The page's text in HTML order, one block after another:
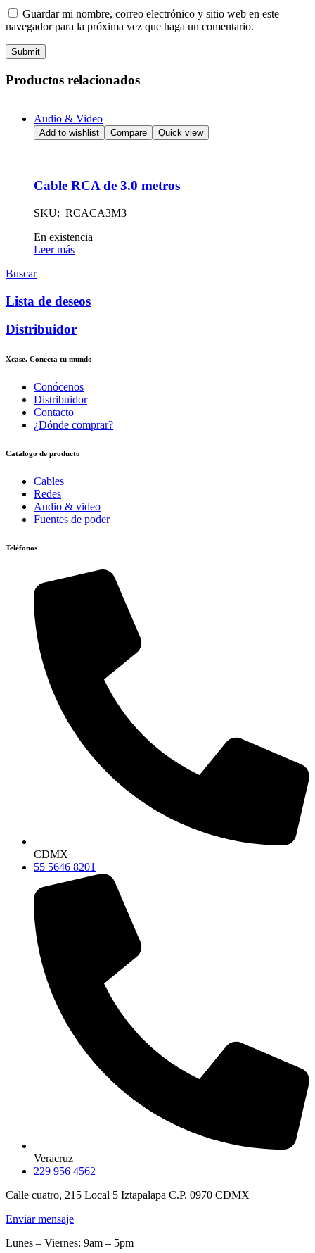
Guardar mi nombre, correo electrónico y sitio web en este
navegador para la próxima vez que haga un comentario.
Submit
Productos relacionados
Audio & Video
Add to wishlist Compare Quick view
Cable RCA de 3.0 metros
SKU: RCACA3M3
Availability:
En existencia
Leer más
Buscar
Lista de deseos
Distribuidor
Xcase. Conecta tu mundo
Conócenos
Distribuidor
Contacto
¿Dónde comprar?
Catálogo de producto
Cables
Redes
Audio & video
Fuentes de poder
Teléfonos
CDMX
55 5646 8201
Veracruz
229 956 4562
Calle cuatro, 215 Local 5 Iztapalapa C.P. 0970 CDMX
Enviar mensaje
Lunes – Viernes: 9am – 5pm